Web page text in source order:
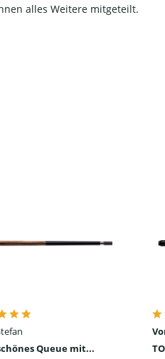
alles Weitere mitgeteilt.
Queue mit...